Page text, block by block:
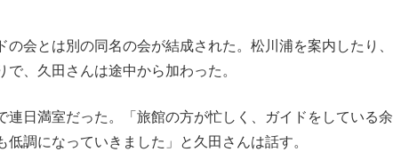
会とは別の同名の会が結成された。松川浦を案内したり、
、久田さんは途中から加わった。
日満室だった。「旅館の方が忙しく、ガイドをしている余
調になっていきました」と久田さんは話す。